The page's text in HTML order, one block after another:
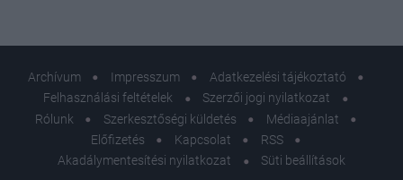
Archívum Impresszum
Adatkezelési tájékoztató
Felhasználási feltételek
Szerzői jogi nyilatkozat
Rólunk
Szerkesztőségi küldetés
Médiaajánlat
Előfizetés
Kapcsolat
RSS
Akadálymentesítési nyilatkozat
Süti beállítások